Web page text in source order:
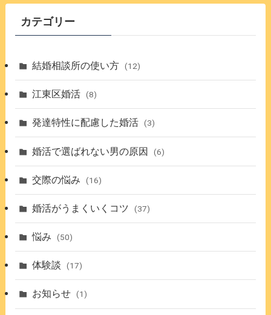
カテゴリー
結婚相談所の使い方 (12)
江東区婚活 (8)
発達特性に配慮した婚活 (3)
婚活で選ばれない男の原因 (6)
交際の悩み (16)
婚活がうまくいくコツ (37)
悩み (50)
体験談 (17)
お知らせ (1)